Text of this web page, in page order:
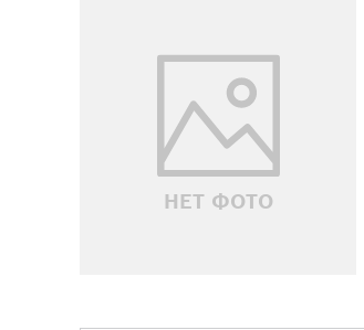
НЕТ ФОТО